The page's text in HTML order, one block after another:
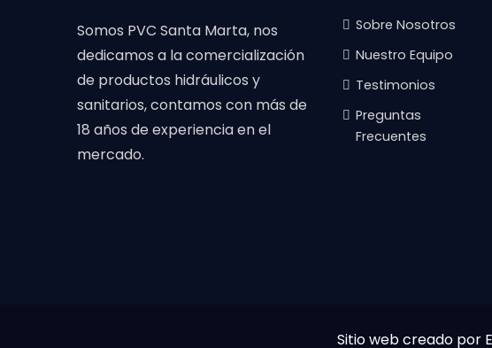
Somos PVC Santa Marta, nos
dedicamos a la comercialización
de productos hidráulicos y
sanitarios, contamos con más de
18 años de experiencia en el
mercado.
Sobre Nosotros
Nuestro Equipo
Testimonios
Preguntas
Frecuentes
Sitio web creado por